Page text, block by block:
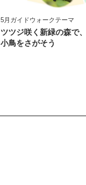
5月ガイドウォークテーマ
ツツジ咲く新緑の森で
小鳥をさがそう